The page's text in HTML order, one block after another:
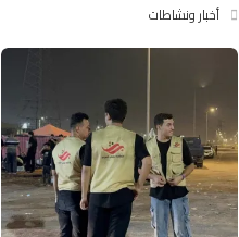
أخبار ونشاطات